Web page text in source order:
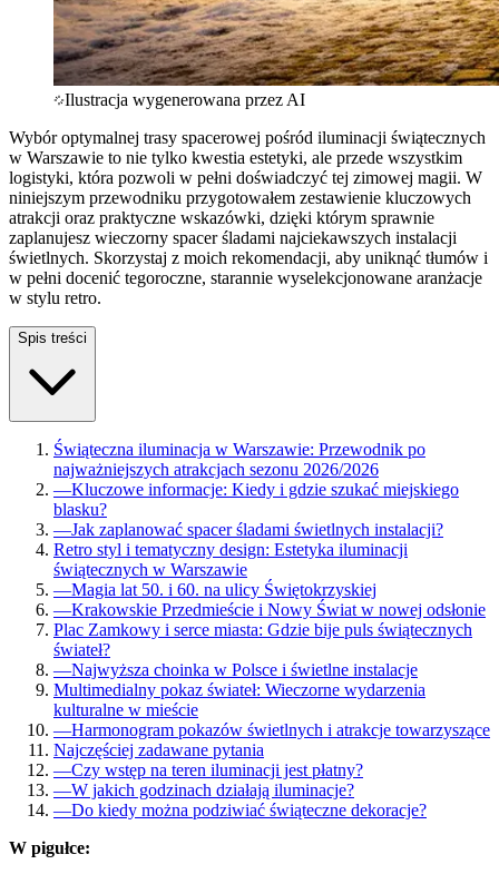
Ilustracja wygenerowana przez AI
Wybór optymalnej trasy spacerowej pośród iluminacji świątecznych
w Warszawie to nie tylko kwestia estetyki, ale przede wszystkim
logistyki, która pozwoli w pełni doświadczyć tej zimowej magii. W
niniejszym przewodniku przygotowałem zestawienie kluczowych
atrakcji oraz praktyczne wskazówki, dzięki którym sprawnie
zaplanujesz wieczorny spacer śladami najciekawszych instalacji
świetlnych. Skorzystaj z moich rekomendacji, aby uniknąć tłumów i
w pełni docenić tegoroczne, starannie wyselekcjonowane aranżacje
w stylu retro.
Spis treści
Świąteczna iluminacja w Warszawie: Przewodnik po
najważniejszych atrakcjach sezonu 2026/2026
—Kluczowe informacje: Kiedy i gdzie szukać miejskiego
blasku?
—Jak zaplanować spacer śladami świetlnych instalacji?
Retro styl i tematyczny design: Estetyka iluminacji
świątecznych w Warszawie
—Magia lat 50. i 60. na ulicy Świętokrzyskiej
—Krakowskie Przedmieście i Nowy Świat w nowej odsłonie
Plac Zamkowy i serce miasta: Gdzie bije puls świątecznych
świateł?
—Najwyższa choinka w Polsce i świetlne instalacje
Multimedialny pokaz świateł: Wieczorne wydarzenia
kulturalne w mieście
—Harmonogram pokazów świetlnych i atrakcje towarzyszące
Najczęściej zadawane pytania
—Czy wstęp na teren iluminacji jest płatny?
—W jakich godzinach działają iluminacje?
—Do kiedy można podziwiać świąteczne dekoracje?
W pigułce: